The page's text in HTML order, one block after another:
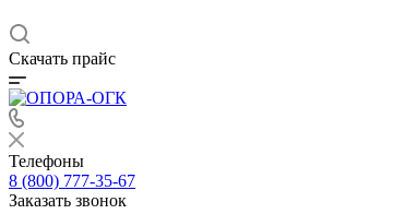
Скачать прайс
Телефоны
8 (800) 777-35-67
Заказать звонок